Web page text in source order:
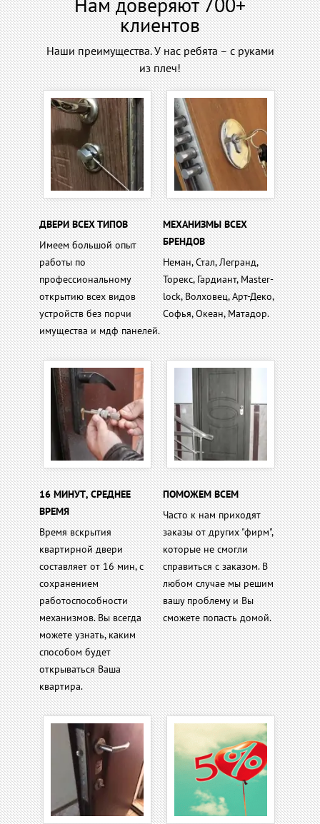
клиентов
Наши преимущества. У нас ребята – с руками
из плеч!
ДВЕРИ ВСЕХ ТИПОВ
Имеем большой опыт
работы по
профессиональному
открытию всех видов
устройств без порчи
имущества и мдф панелей.
МЕХАНИЗМЫ ВСЕХ
БРЕНДОВ
Неман, Стал, Легранд,
Торекс, Гардиант, Master-
lock, Волховец, Арт-Деко,
Софья, Океан, Матадор.
16 МИНУТ, СРЕДНЕЕ
ВРЕМЯ
Время вскрытия
квартирной двери
составляет от 16 мин, с
сохранением
работоспособности
механизмов. Вы всегда
можете узнать, каким
способом будет
открываться Ваша
квартира.
ПОМОЖЕМ ВСЕМ
Часто к нам приходят
заказы от других "фирм",
которые не смогли
справиться с заказом. В
любом случае мы решим
вашу проблему и Вы
сможете попасть домой.